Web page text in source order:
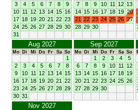
3
4 5 6 7 8
9
10 11 12 13 14 15 16
17 18 19 20 21 22 23
24 25 26 27 28 29 30
31
7
8 9 10 11 12 13
14 15 16 17 18 19 20
21 22 23 24 25 26 27
28 29 30
Aug 2027
Mo Di Mi Do Fr Sa So
1
2
3 4 5 6 7
8
9
10 11 12 13 14 15
16 17 18 19 20 21 22
23 24 25 26 27 28 29
30 31
Sep 2027
Mo Di Mi Do Fr Sa So
1 2 3 4
5
6
7 8 9 10 11
12
13 14 15 16 17 18 19
20 21 22 23 24 25 26
27 28 29 30
Nov 2027